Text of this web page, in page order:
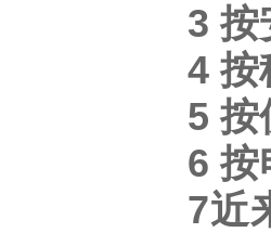
3按
4按
5按
6按
7近